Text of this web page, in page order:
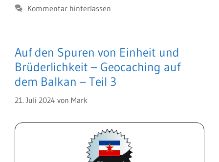
Kommentar hinterlassen
Auf den Spuren von Einheit und
Brüderlichkeit – Geocaching auf
dem Balkan – Teil 3
21. Juli 2024 von Mark